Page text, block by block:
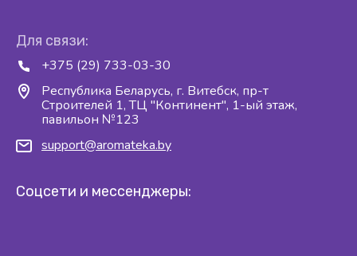
Для связи:
+375 (29) 733-03-30
Республика Беларусь, г. Витебск, пр-т
Строителей 1, ТЦ "Континент", 1-ый этаж,
павильон №123
support@aromateka.by
Соцсети и мессенджеры: